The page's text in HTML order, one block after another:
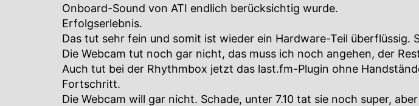
Onboard-Sound von ATI endlich berücksichtig wurde.
Erfolgserlebnis.
Das tut sehr fein und somit ist wieder ein Hardware-Teil überflüssig.
Die Webcam tut noch gar nicht, das muss ich noch angehen, der
Auch tut bei der Rhythmbox jetzt das last.fm-Plugin ohne
Fortschritt.
Die Webcam will gar nicht. Schade, unter 7.10 tat sie noch super,